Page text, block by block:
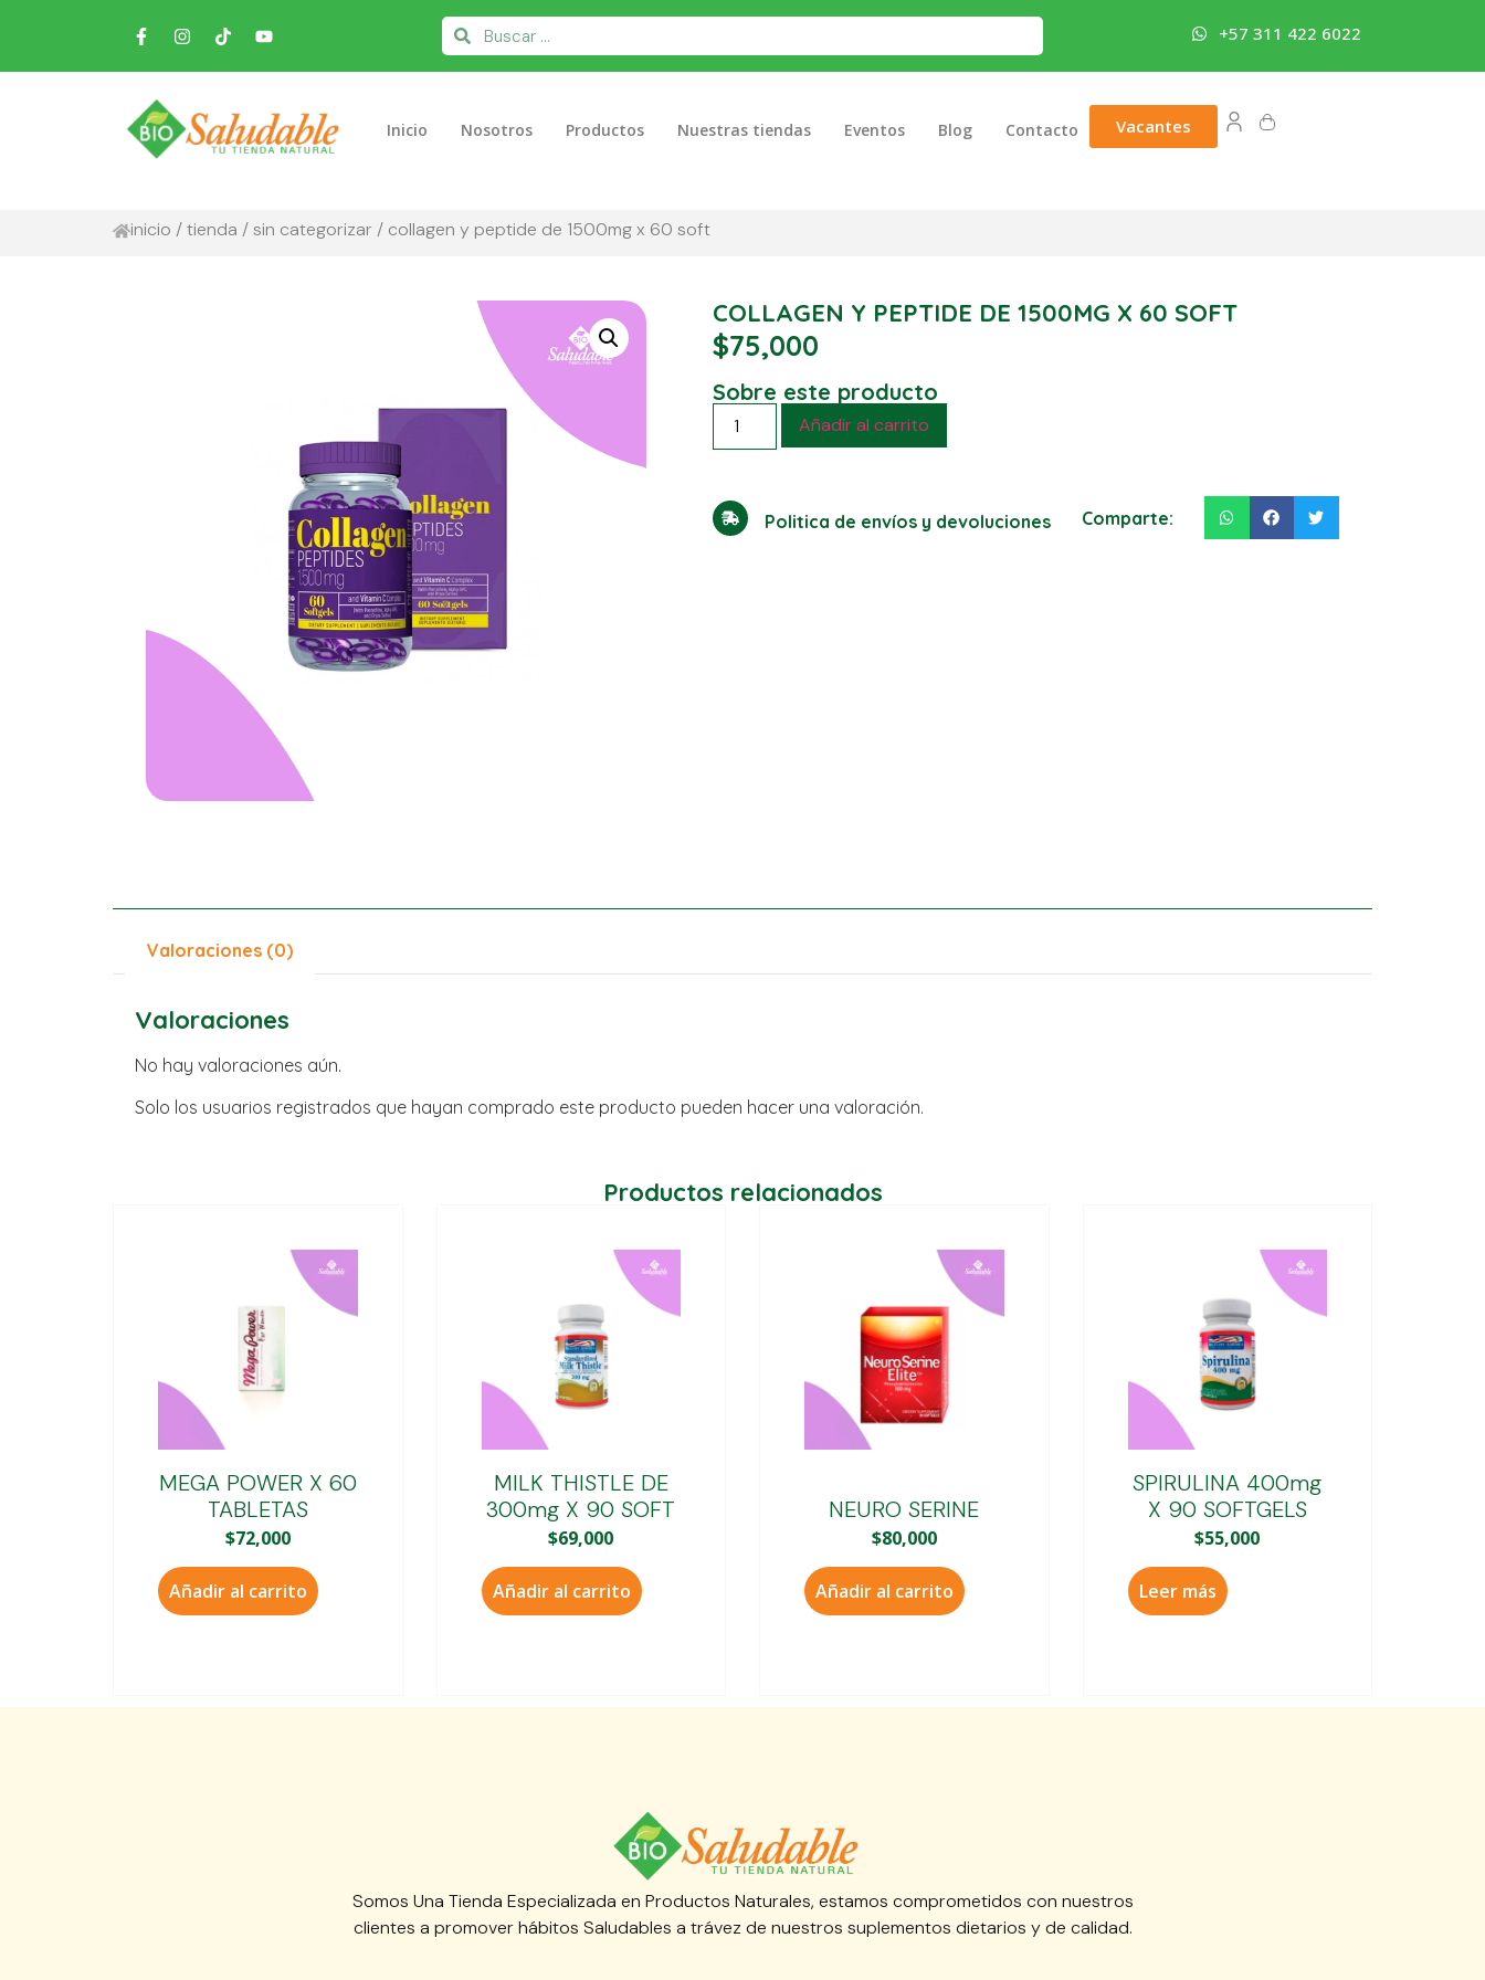
+57 311 422 6022
Inicio Nosotros Productos Nuestras tiendas Eventos Blog Contacto Vacantes
inicio /tienda /sin categorizar / collagen y peptide de 1500mg x 60 soft
COLLAGEN Y PEPTIDE DE 1500MG X 60 SOFT
$75,000
Sobre este producto
Añadir al carrito
Politica de envíos y devoluciones Comparte:
Valoraciones (0)
Valoraciones
No hay valoraciones aún.
Solo los usuarios registrados que hayan comprado este producto pueden hacer una valoración.
Productos relacionados
MEGA POWER X 60
TABLETAS
$72,000
Añadir al carrito
MILK THISTLE DE
300mg X 90 SOFT
$69,000
Añadir al carrito
NEURO SERINE
$80,000
Añadir al carrito
SPIRULINA 400mg
X 90 SOFTGELS
$55,000
Leer más
Somos Una Tienda Especializada en Productos Naturales, estamos comprometidos con nuestros
clientes a promover hábitos Saludables a trávez de nuestros suplementos dietarios y de calidad.